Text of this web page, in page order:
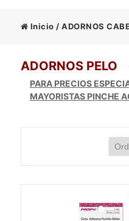
Inicio /ADORNOS
ADORNOS PELO
PARA PRECIOS
MAYORISTAS PINCHE